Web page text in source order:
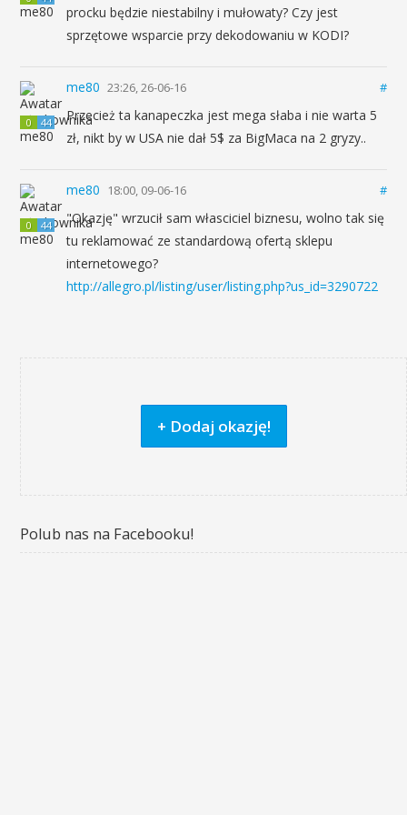
procku będzie niestabilny i mułowaty? Czy jest
sprzętowe wsparcie przy dekodowaniu w KODI?
0 44
me80 23:26, 26-06-16 #
Przecież ta kanapeczka jest mega słaba i nie warta 5
zł, nikt by w USA nie dał 5$ za BigMaca na 2 gryzy..
0 44
me80 18:00, 09-06-16 #
"Okazję" wrzucił sam własciciel biznesu, wolno tak się
tu reklamować ze standardową ofertą sklepu
internetowego?
http://allegro.pl/listing/user/listing.php?us_id=3290722
+ Dodaj okazję!
Polub nas na Facebooku!